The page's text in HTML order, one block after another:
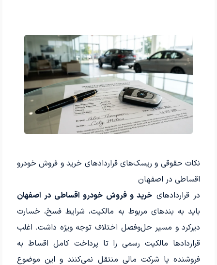
نکات حقوقی و ریسک‌های قراردادهای خرید و فروش خودرو
اقساطی در اصفهان
در قراردادهای خرید و فروش خودرو اقساطی در اصفهان
باید به بندهای مربوط به مالکیت، شرایط فسخ، خسارت
دیرکرد و مسیر حل‌وفصل اختلاف توجه ویژه داشت. اغلب
قراردادها مالکیت رسمی را تا پرداخت کامل اقساط به
فروشنده یا شرکت مالی منتقل نمی‌کنند و این موضوع